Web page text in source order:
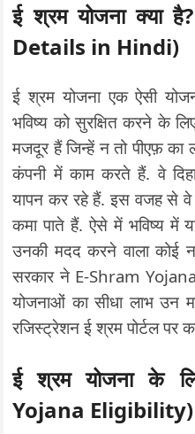
ई श्रम योजना क्या
Details in Hindi)
ई श्रम योजना एक ऐसी
भविष्य को सुरक्षित करने के
मजदूर हैं जिन्हें न तो पीएफ़ का
कंपनी में काम करते हैं. वे
यापन कर रहे हैं. इस वजह से
कमा पाते हैं. ऐसे में भविष्य में
उनकी मदद करने वाला कोई
सरकार ने E-Shram
योजनाओं का सीधा लाभ उन
रजिस्ट्रेशन ई श्रम पोर्टल पर
ई श्रम योजना के
Yojana Eligibility)